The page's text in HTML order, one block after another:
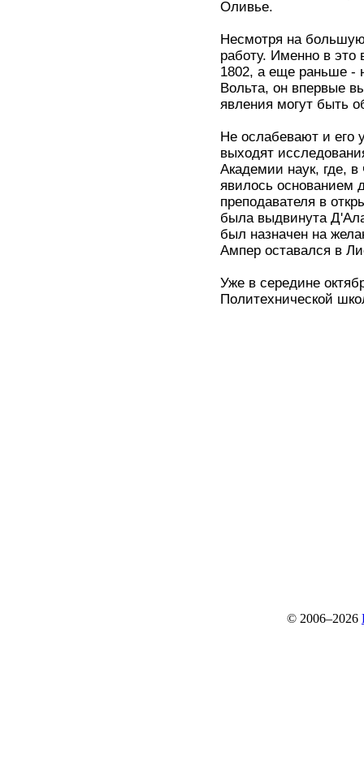
Оливье.
Несмотря на большую
работу. Именно в это
1802, а еще раньше -
Вольта, он впервые
явления могут быть
Не ослабевают и его
выходят
Академии наук, где,
явилось основанием
преподавателя в
была выдвинута
был назначен на
Ампер оставался в
Уже в середине
Политехнической
© 2006–2026